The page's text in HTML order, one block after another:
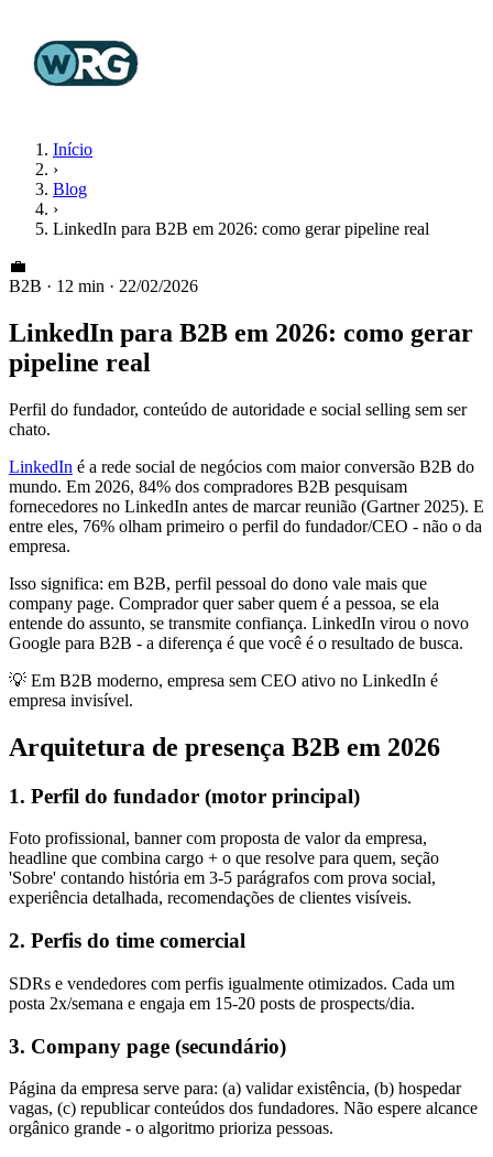
Início
›
Blog
›
LinkedIn para B2B em 2026: como gerar pipeline real
💼
B2B · 12 min · 22/02/2026
LinkedIn para B2B em 2026: como gerar
pipeline real
Perfil do fundador, conteúdo de autoridade e social selling sem ser
chato.
LinkedIn é a rede social de negócios com maior conversão B2B do
mundo. Em 2026, 84% dos compradores B2B pesquisam
fornecedores no LinkedIn antes de marcar reunião (Gartner 2025). E
entre eles, 76% olham primeiro o perfil do fundador/CEO - não o da
empresa.
Isso significa: em B2B, perfil pessoal do dono vale mais que
company page. Comprador quer saber quem é a pessoa, se ela
entende do assunto, se transmite confiança. LinkedIn virou o novo
Google para B2B - a diferença é que você é o resultado de busca.
💡 Em B2B moderno, empresa sem CEO ativo no LinkedIn é
empresa invisível.
Arquitetura de presença B2B em 2026
1. Perfil do fundador (motor principal)
Foto profissional, banner com proposta de valor da empresa,
headline que combina cargo + o que resolve para quem, seção
'Sobre' contando história em 3-5 parágrafos com prova social,
experiência detalhada, recomendações de clientes visíveis.
2. Perfis do time comercial
SDRs e vendedores com perfis igualmente otimizados. Cada um
posta 2x/semana e engaja em 15-20 posts de prospects/dia.
3. Company page (secundário)
Página da empresa serve para: (a) validar existência, (b) hospedar
vagas, (c) republicar conteúdos dos fundadores. Não espere alcance
orgânico grande - o algoritmo prioriza pessoas.